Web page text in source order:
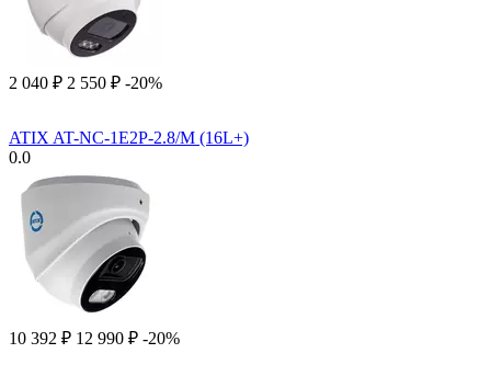
2 040 ₽ 2 550 ₽ -20%
ATIX AT-NC-1E2P-2.8/M (16L+)
0.0
10 392 ₽ 12 990 ₽ -20%